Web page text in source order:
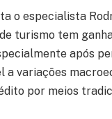
o especialista
turismo tem
após
a variações
por meios